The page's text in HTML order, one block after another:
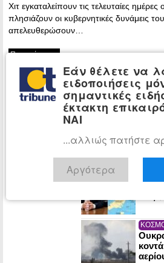
Χιτ εγκαταλείπουν τις τελευταίες ημέρες
πλησιάζουν οι κυβερνητικές δυνάμεις
απελευθερώσουν…
Περισσότερα »
της
Εάν θέλετε να
ειδοποιήσεις
σημαντικές
έκτακτη
ΝΑΙ
...αλλιώς πατήστε
Αργότερα